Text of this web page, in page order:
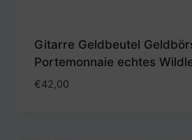
Gitarre Geldbeutel
Portemonnaie echtes
€42,00